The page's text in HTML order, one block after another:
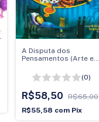
A Disputa dos
Pensamentos (Arte em
(0)
R$58,50
R$65,00
R$55,58 com Pix